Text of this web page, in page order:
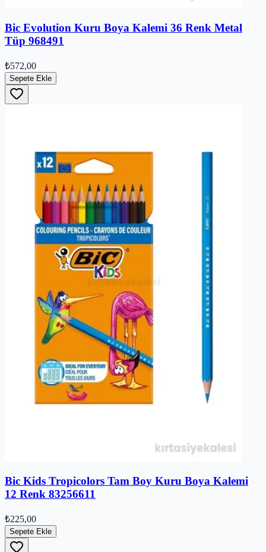
Bic Evolution Kuru Boya Kalemi 36 Renk Metal
Tüp 968491
₺572,00
Sepete Ekle
Bic Kids Tropicolors Tam Boy Kuru Boya Kalemi
12 Renk 83256611
₺225,00
Sepete Ekle